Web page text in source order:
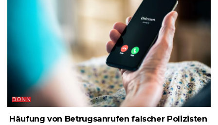
BONN
Häufung von Betrugsanrufen falscher Polizisten